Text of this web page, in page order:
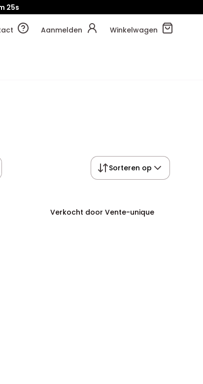
24s
Aanmelden Winkelwagen
Sorteren op
Verkocht door Vente-unique